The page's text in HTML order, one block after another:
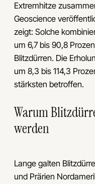
Extremhitze
Geoscience
zeigt: Solche
um 6,7 bis 90,8
Blitzdürren. Die
um 8,3 bis 114,3
stärksten betroffen.
Warum
werden
Lange galten
und Prärien